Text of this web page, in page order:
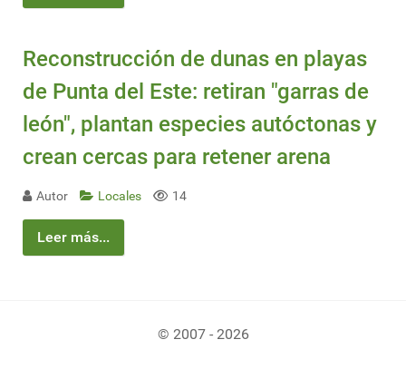
Reconstrucción de dunas en playas
de Punta del Este: retiran "garras de
león", plantan especies autóctonas y
crean cercas para retener arena
Autor Locales 14
Leer más...
© 2007 - 2026